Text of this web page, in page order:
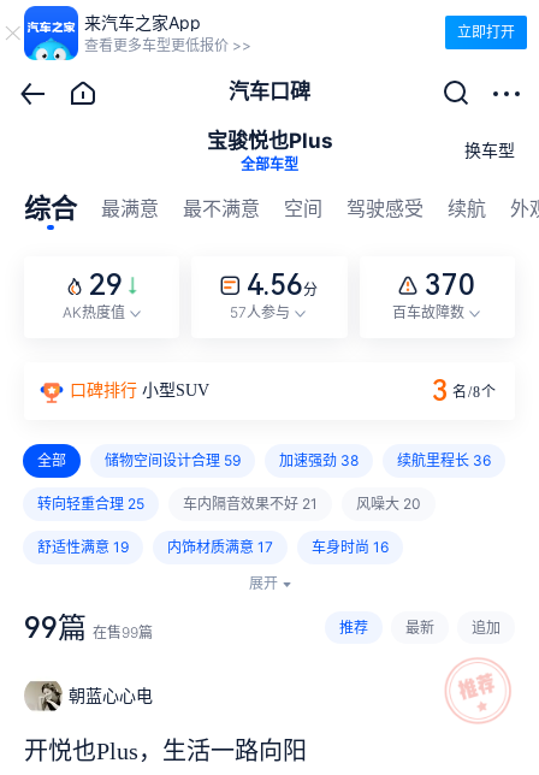
来汽车之家App
查看更多车型更低报价 >>
立即打开
汽车口碑
宝骏悦也Plus
全部车型
换车型
综合 最满意 最不满意 空间 驾驶感受 续航 外
29
AK热度值
4.56分
57人参与
370
百车故障数
口碑排行 小型SUV 3 名/8个
全部 储物空间设计合理 59 加速强劲 38 续航里程长 36
转向轻重合理 25 车内隔音效果不好 21 风噪大 20
舒适性满意 19 内饰材质满意 17 车身时尚 16
维修保养便宜12
车漆薄6 电耗高 高速续航短3
展开
99篇 在售99篇 推荐 最新 追加
朝蓝心心电
开悦也Plus，生活一路向阳